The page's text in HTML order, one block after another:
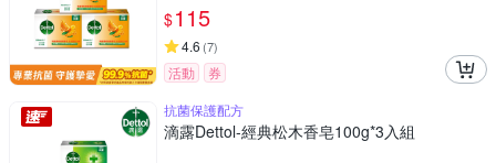
$115
4.6 (7)
活動
券
抗菌保護配方
滴露Dettol-經典松木香皂100g*3入組